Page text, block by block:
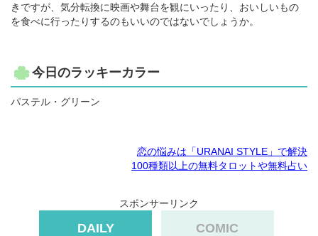
きですが、気分転換に映画や舞台を観にいったり、おいしいもの
を食べに行ったりするのもいいのではないでしょうか。
今日のラッキーカラー
パステル・グリーン
恋の悩みは「URANAI STYLE」で解決
100種類以上の無料タロットや無料占い
スポンサーリンク
DAILY COMIC